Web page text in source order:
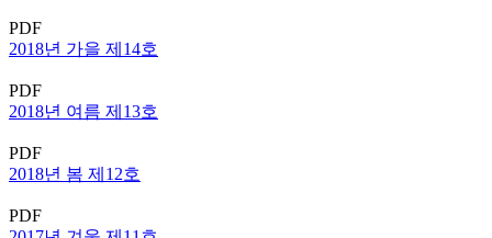
PDF
2018년 가을 제14호
PDF
2018년 여름 제13호
PDF
2018년 봄 제12호
PDF